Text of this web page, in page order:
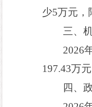
少5万元，
三、
2026
197.43万
四、